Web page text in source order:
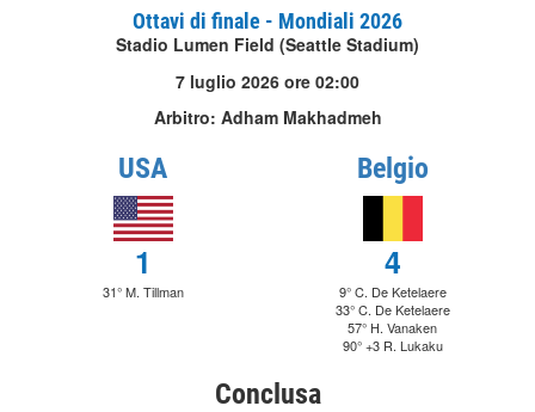
Ottavi di finale - Mondiali 2026
Stadio Lumen Field (Seattle Stadium)
7 luglio 2026 ore 02:00
Arbitro: Adham Makhadmeh
USA
1
31° M. Tillman
Belgio
4
9° C. De Ketelaere
33° C. De Ketelaere
57° H. Vanaken
90° +3 R. Lukaku
Conclusa